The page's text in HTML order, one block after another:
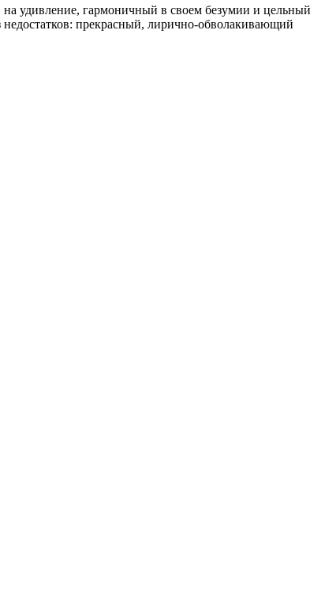
гармоничный в своем безумии и цельный
прекрасный, лирично-обволакивающий